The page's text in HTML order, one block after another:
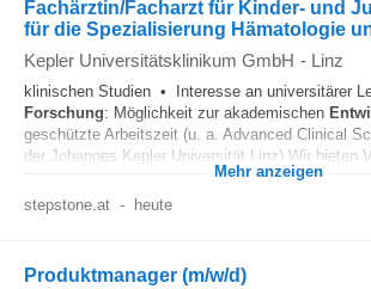
Fachärztin/Facharzt für Kinder- und
für die Spezialisierung Hämatologie
Kepler Universitätsklinikum GmbH - Linz
klinischen Studien • Interesse an universitärer
Forschung: Möglichkeit zur akademischen
geschützte Arbeitszeit (u. a. Advanced Clinical
der Johannes Kepler Universität Linz) Wir bieten
Mehr anzeigen
stepstone.at - heute
Produktmanager (m/w/d)